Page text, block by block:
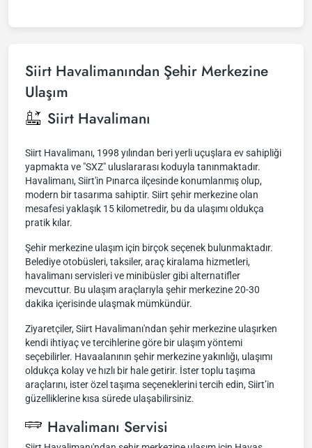
Siirt Havalimanından Şehir Merkezine
Ulaşım
Siirt Havalimanı
Siirt Havalimanı, 1998 yılından beri yerli uçuşlara ev sahipliği
yapmakta ve "SXZ" uluslararası koduyla tanınmaktadır.
Havalimanı, Siirt'in Pınarca ilçesinde konumlanmış olup,
modern bir tasarıma sahiptir. Siirt şehir merkezine olan
mesafesi yaklaşık 15 kilometredir, bu da ulaşımı oldukça
pratik kılar.
Şehir merkezine ulaşım için birçok seçenek bulunmaktadır.
Belediye otobüsleri, taksiler, araç kiralama hizmetleri,
havalimanı servisleri ve minibüsler gibi alternatifler
mevcuttur. Bu ulaşım araçlarıyla şehir merkezine 20-30
dakika içerisinde ulaşmak mümkündür.
Ziyaretçiler, Siirt Havalimanı'ndan şehir merkezine ulaşırken
kendi ihtiyaç ve tercihlerine göre bir ulaşım yöntemi
seçebilirler. Havaalanının şehir merkezine yakınlığı, ulaşımı
oldukça kolay ve hızlı bir hale getirir. İster toplu taşıma
araçlarını, ister özel taşıma seçeneklerini tercih edin, Siirt’in
güzelliklerine kısa sürede ulaşabilirsiniz.
Havalimanı Servisi